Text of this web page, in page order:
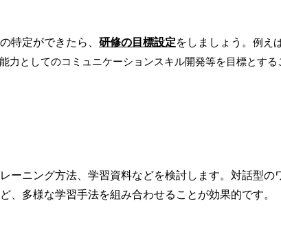
特定ができたら、 研修の目標設定をしましょう。 例え
力としてのコミュニケーションスキル開発等を目標とす
ーニング方法、学習資料などを検討します。対話型
多様な学習手法を組み合わせることが効果的です。